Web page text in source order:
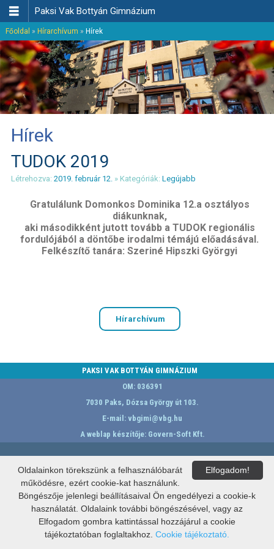
 Paksi Vak Bottyán Gimnázium
Főoldal » Hírarchívum » Hírek
Hírek
TUDOK 2019
Létrehozva: 2019. február 12. » Kategóriák: Legújabb
Gratulálunk Domonkos Dominika 12.a osztályos
diákunknak,
aki másodikként jutott tovább a TUDOK regionális
fordulójából a döntőbe irodalmi témájú előadásával.
Felkészítő tanára: Szeriné Hipszki Györgyi
Hírarchívum
PAKSI VAK BOTTYÁN GIMNÁZIUM
OM: 036391
7030 Paks, Dózsa György út 103.
E-mail:vbgimi@vbg.hu
A weblap készítője: Govern-Soft Kft.
Elfogadom!
Oldalainkon törekszünk a felhasználóbarát
működésre, ezért cookie-kat használunk.
Böngészője jelenlegi beállításaival Ön engedélyezi a cookie-k
használatát. Oldalaink további böngészésével, vagy az
Elfogadom gombra kattintással hozzájárul a cookie
tájékoztatóban foglaltakhoz. Cookie tájékoztató.